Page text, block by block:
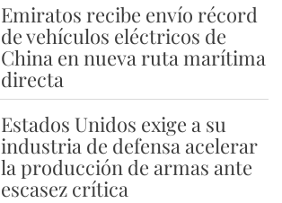
Emiratos recibe envío récord
de vehículos eléctricos de
China en nueva ruta marítima
directa
Estados Unidos exige a su
industria de defensa acelerar
la producción de armas ante
escasez crítica